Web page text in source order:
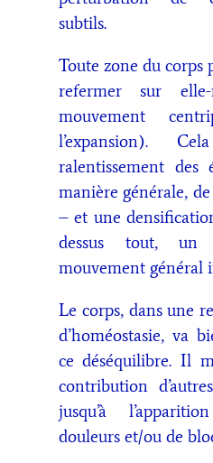
subtils.
Toute zone du corps
refermer sur
mouvement
l’expansion).
ralentissement des
manière générale,
– et une
dessus tout, un
mouvement général
Le corps, dans une
d’homéostasie, va
ce déséquilibre. Il
contribution
jusqu’à
douleurs et/ou de